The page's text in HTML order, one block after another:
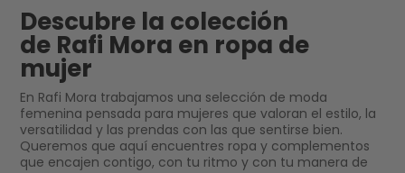
Descubre la colección
de Rafi Mora en ropa de
mujer
En Rafi Mora trabajamos una selección de moda
femenina pensada para mujeres que valoran el estilo, la
versatilidad y las prendas con las que sentirse bien.
Queremos que aquí encuentres ropa y complementos
que encajen contigo, con tu ritmo y con tu manera de